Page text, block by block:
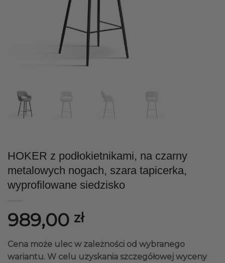
HOKER z podłokietnikami, na czarny
metalowych nogach, szara tapicerka,
wyprofilowane siedzisko
989,00 zł
Cena może ulec w zależności od wybranego
wariantu. W celu uzyskania szczegółowej wyceny